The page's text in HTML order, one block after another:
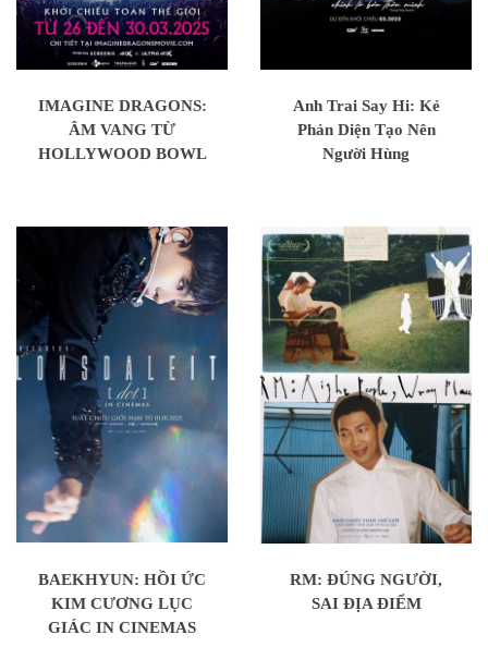
IMAGINE DRAGONS:
ÂM VANG TỪ
HOLLYWOOD BOWL
Anh Trai Say Hi: Kẻ
Phản Diện Tạo Nên
Người Hùng
BAEKHYUN: HỒI ỨC
KIM CƯƠNG LỤC
GIÁC IN CINEMAS
RM: ĐÚNG NGƯỜI,
SAI ĐỊA ĐIỂM